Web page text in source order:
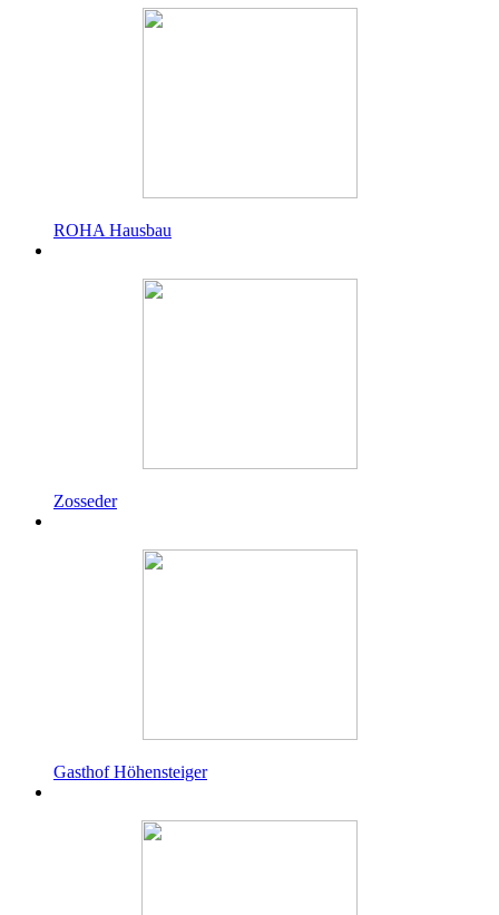
ROHA Hausbau
Zosseder
Gasthof Höhensteiger